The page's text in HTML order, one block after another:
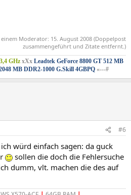
Moderator: 15. August 2008 (Doppelpost
zusammengeführt und Zitate entfernt.)
GHz xXx Leadtek GeForce 8800 GT 512 MB
MB DDR2-1000 G.Skill 4GBPQ «---#
#6
würd einfach sagen: da guck
sollen die doch die Fehlersuche
dumm, vlt. machen die des auf